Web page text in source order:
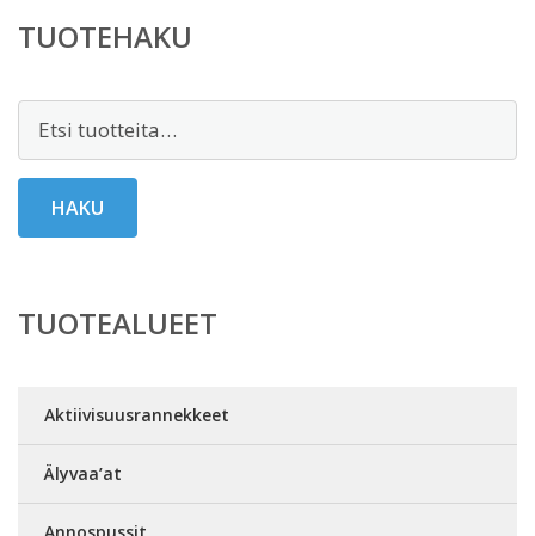
TUOTEHAKU
Etsi:
HAKU
TUOTEALUEET
Aktiivisuusrannekkeet
Älyvaa’at
Annospussit